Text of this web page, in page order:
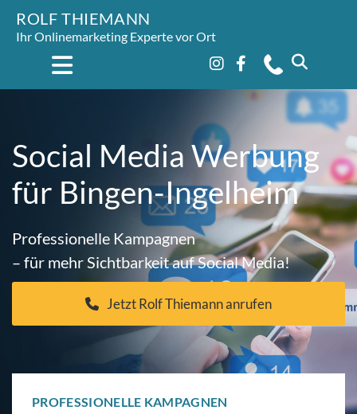
ROLF THIEMANN
Ihr Onlinemarketing Experte vor Ort
Social Media Werbung
für Bingen-Ingelheim
Professionelle Kampagnen
– für mehr Sichtbarkeit auf Social Media!
Jetzt Rolf Thiemann anrufen
PROFESSIONELLE KAMPAGNEN